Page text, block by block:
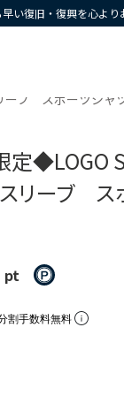
復旧・復興を心より
ーブ スポーツシ
定◆LOGO
リーブ ス
pt
割手数料無料